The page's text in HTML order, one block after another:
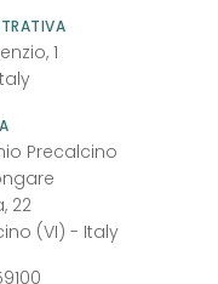
1
Precalcino
22
(VI) - Italy